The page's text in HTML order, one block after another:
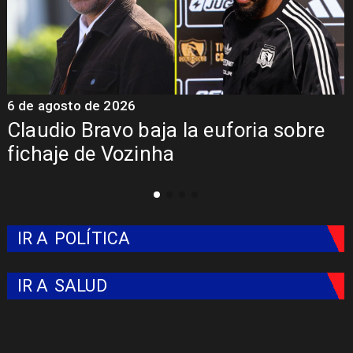
Presentación de Vozinha en Colo
Colo: Fecha, Estadio y Contrato
5 de agosto de 2026
IR A POLÍTICA
IR A SALUD